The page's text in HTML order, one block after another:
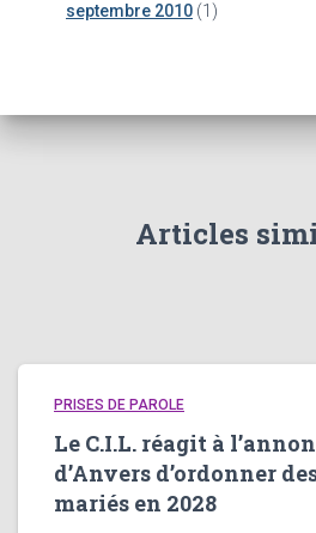
septembre 2010 (1)
Articles
PRISES DE PAROLE
Le C.I.L. réagit à
d’Anvers d’ordonner
mariés en 2028